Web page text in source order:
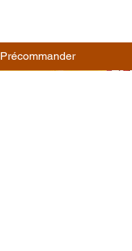
Précommander